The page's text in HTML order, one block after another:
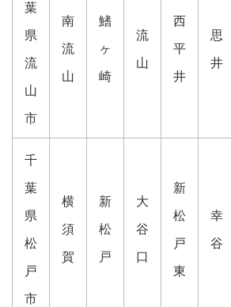
葉
県
流
山
市
南
流
山
鰭
ヶ
崎
流
山
西
平
井
思
井
千
葉
県
松
戸
市
横
須
賀
新
松
戸
大
谷
口
新
松
戸
東
幸
谷